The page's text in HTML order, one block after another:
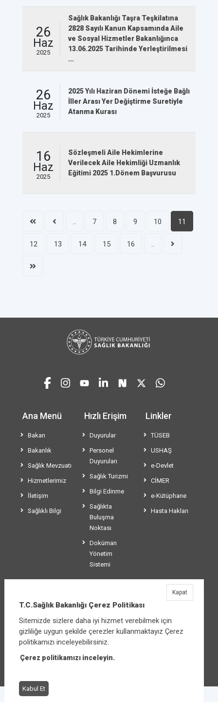
26
Haz
2025
Sağlık Bakanlığı Taşra Teşkilatına
2828 Sayılı Kanun Kapsamında Aile
ve Sosyal Hizmetler Bakanlığınca
13.06.2025 Tarihinde Yerleştirilmesi
...
26
Haz
2025
2025 Yılı Haziran Dönemi İsteğe Bağlı
İller Arası Yer Değiştirme Suretiyle
Atanma Kurası
16
Haz
2025
Sözleşmeli Aile Hekimlerine
Verilecek Aile Hekimliği Uzmanlık
Eğitimi 2025 1.Dönem Başvurusu
.. 7 8 9 10 11
12 13 14 15 16 ..
Ana Menü
Bakan
Bakanlık
Sağlık Mevzuatı
Hizmetlerimiz
İletişim
Sağlıklı Bilgi
Hızlı Erişim
Duyurular
Personel
Duyuruları
Sağlık Turizmi
Bilgi Edinme
Sağlıkta
Buluşma
Noktası
Doküman
Yönetim
Sistemi
Linkler
TÜSEB
USHAŞ
e-Devlet
CİMER
e-Kütüphane
Hasta Hakları
T.C.Sağlık Bakanlığı
Üniversiteler Mahallesi Şehit Mehmet Bayraktar
Caddesi No:3 Çankaya/Ankara
Santral:+90 312 585 10 00
T.C.Sağlık Bakanlığı Çerez Politikası
Sitemizde sizlere daha iyi hizmet verebilmek için
gizliliğe uygun şekilde çerezler kullanmaktayız Çerez
politikamızı inceleyebilirsiniz.
Çerez politikamızı inceleyin.
Kabul Et
Kapat